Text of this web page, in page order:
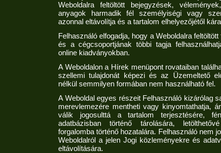
Weboldalra feltöltött bejegyzések,
anyagok harmadik fél személyiségi vagy
azonnal eltávolítja és a tartalom elhelyezőjétől
Felhasználó elfogadja, hogy a Weboldalra
és a cégcsoportjának többi tagja
online kiadványokban.
A Weboldalon a Hírek menüpont rovataiban
szellemi tulajdonát képezi és az Üzemeltető
nélkül semmilyen formában nem használható fel.
A Weboldal egyes részeit Felhasználó kizárólag
merevlemezére mentheti vagy kinyomtathatja,
válik jogosulttá a tartalom terjesztésére,
adatbázisban történő tárolására,
forgalomba történő hozatalára. Felhasználó nem
Weboldalról a jelen Jogi közleményekre és
eltávolítására.